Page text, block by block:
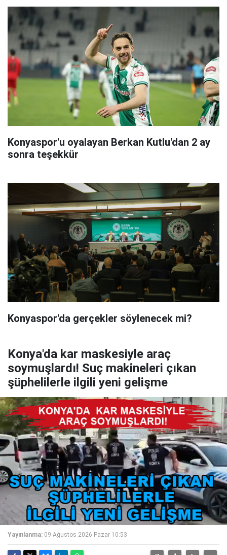
Konyaspor'u oyalayan Berkan Kutlu'dan 2 ay
sonra teşekkür
Konyaspor'da gerçekler söylenecek mi?
Konya'da kar maskesiyle araç
soymuşlardı! Suç makineleri çıkan
şüphelilerle ilgili yeni gelişme
Yayınlanma: 09 Ağustos 2026 Pazar 10:53